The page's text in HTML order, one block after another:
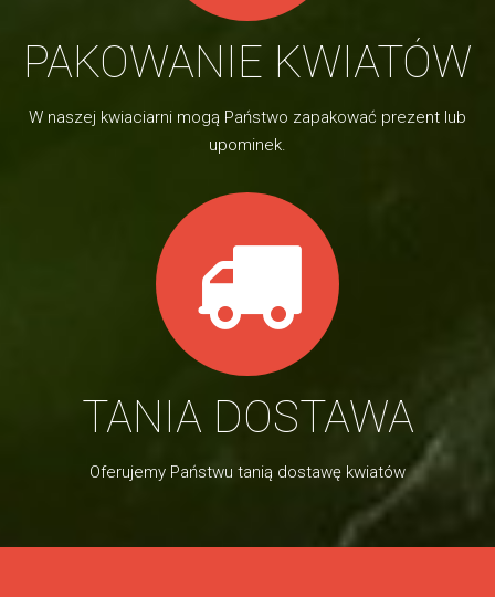
PAKOWANIE KWIATÓW
W naszej kwiaciarni mogą Państwo zapakować prezent lub
upominek.
TANIA DOSTAWA
Oferujemy Państwu tanią dostawę kwiatów